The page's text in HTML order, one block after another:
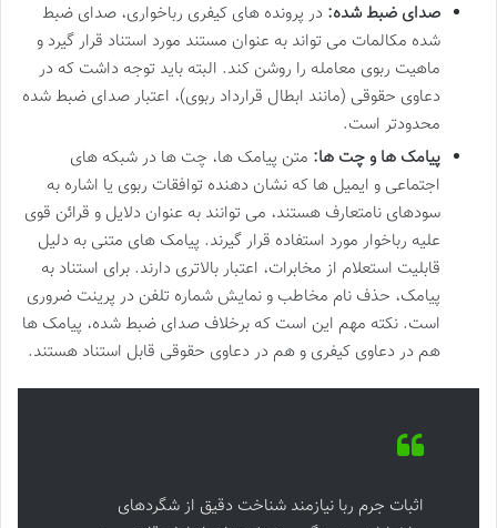
صدای ضبط شده: در پرونده های کیفری رباخواری، صدای ضبط
شده مکالمات می تواند به عنوان مستند مورد استناد قرار گیرد و
ماهیت ربوی معامله را روشن کند. البته باید توجه داشت که در
دعاوی حقوقی (مانند ابطال قرارداد ربوی)، اعتبار صدای ضبط شده
محدودتر است.
پیامک ها و چت ها: متن پیامک ها، چت ها در شبکه های
اجتماعی و ایمیل ها که نشان دهنده توافقات ربوی یا اشاره به
سودهای نامتعارف هستند، می توانند به عنوان دلایل و قرائن قوی
علیه رباخوار مورد استفاده قرار گیرند. پیامک های متنی به دلیل
قابلیت استعلام از مخابرات، اعتبار بالاتری دارند. برای استناد به
پیامک، حذف نام مخاطب و نمایش شماره تلفن در پرینت ضروری
است. نکته مهم این است که برخلاف صدای ضبط شده، پیامک ها
هم در دعاوی کیفری و هم در دعاوی حقوقی قابل استناد هستند.
اثبات جرم ربا نیازمند شناخت دقیق از شگردهای